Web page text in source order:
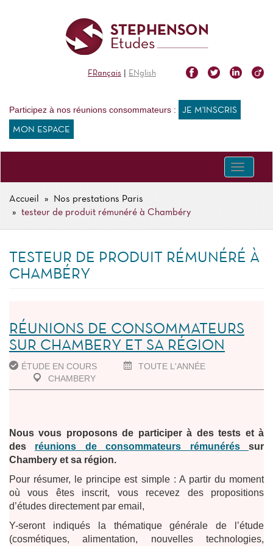
FRançais | ENglish
Participez à nos réunions consommateurs : JE M'INSCRIS
MON ESPACE
Toggle
FIL
D'ARIANE
Accueil
Nos prestations Paris
testeur de produit rémunéré à Chambéry
TESTEUR DE PRODUIT RÉMUNÉRÉ À
CHAMBÉRY
RÉUNIONS DE CONSOMMATEURS
SUR CHAMBERY ET SA RÉGION
ÉTUDE EN COURS
TOUTE L'ANNÉE
CHAMBERY
Nous vous proposons de participer à des tests et à
des réunions de consommateurs rémunérés
sur
Chambery et sa région.
Pour résumer, le principe est simple : A partir du moment
où vous êtes inscrit, vous recevez des propositions
d’études directement par email,
Y-seront indiqués la thématique générale de l’étude
(cosmétiques, alimentation, nouvelles technologies,